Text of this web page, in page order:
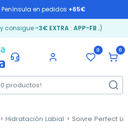
en pedidos +65€
consigue -3€ EXTRA: APP-FB ;)
0 0
Hidratación Labial Soivre Perfect